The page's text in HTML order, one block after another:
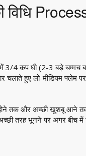
विधि
4 कप घी (2-3 बड़े चम्मच
हुए लो-मीडियम फ्लेम
तक और अच्छी खुशबू आने तक
तरह भूनने पर अगर बीच में